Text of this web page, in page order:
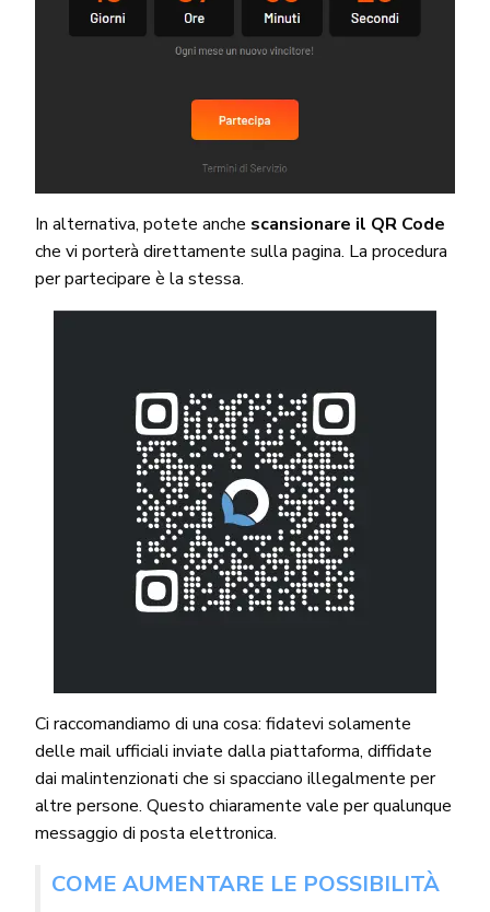
In alternativa, potete anche scansionare il QR Code
che vi porterà direttamente sulla pagina. La procedura
per partecipare è la stessa.
Ci raccomandiamo di una cosa: fidatevi solamente
delle mail ufficiali inviate dalla piattaforma, diffidate
dai malintenzionati che si spacciano illegalmente per
altre persone. Questo chiaramente vale per qualunque
messaggio di posta elettronica.
COME AUMENTARE LE POSSIBILITÀ